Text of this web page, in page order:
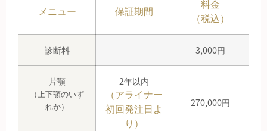
メニュー 保証期間
料金
（税込）
診断料 3,000円
片顎
（上下顎のいず
れか）
2年以内
（アライナー
初回発注日よ
り）
270,000円